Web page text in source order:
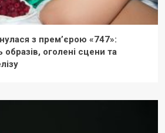
з прем’єрою «747»:
образів, оголені сцени та